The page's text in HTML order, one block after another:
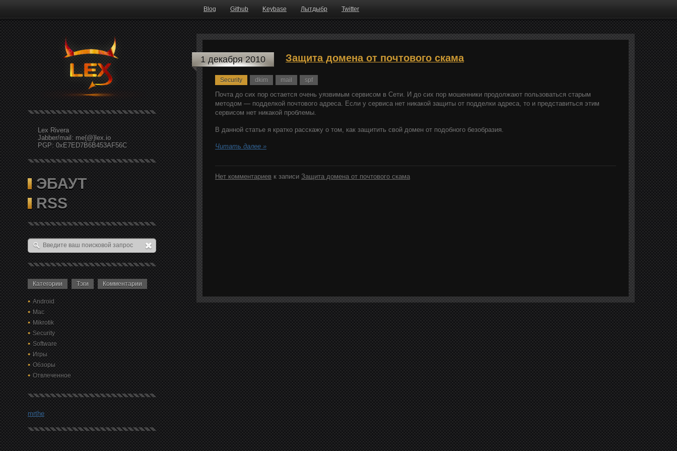
Blog Github Keybase Лытдыбр Twitter
Lex Rivera
Jabber/mail: me{@}lex.io
PGP: 0xE7ED7B6B453AF56C
ЭБАУТ
RSS
Категории Тэги Комментарии
Android
Mac
Mikrotik
Security
Software
Игры
Обзоры
Отвлеченное
mrthe
1 декабря 2010 Защита домена от почтового скама
Security dkim mail spf
Почта до сих пор остается очень уязвимым сервисом в Сети. И до сих пор мошенники продолжают пользоваться старым
методом — подделкой почтового адреса. Если у сервиса нет никакой защиты от подделки адреса, то и представиться этим
сервисом нет никакой проблемы.
В данной статье я кратко расскажу о том, как защитить свой домен от подобного безобразия.
Читать далее »
Нет комментариев к записи Защита домена от почтового скама